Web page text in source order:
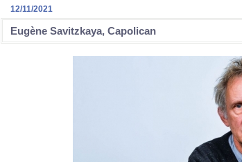
12/11/2021
Eugène Savitzkaya, Capolican